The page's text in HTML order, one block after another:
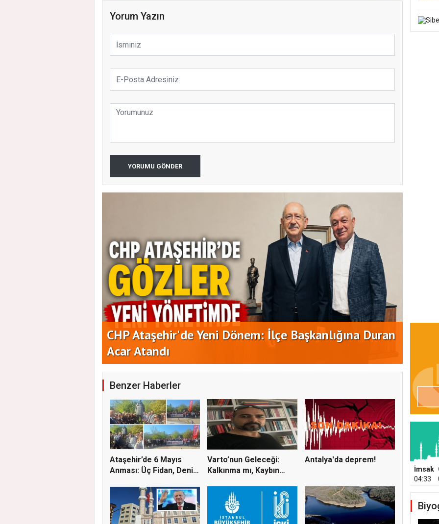
Yorum Yazın
YORUMU GÖNDER
Yeni Parti Ataşehir'de Kurucu Kadro Belli Oldu
Benzer Haberler
Ataşehir’de 6 Mayıs
Anması: Üç Fidan, Deniz
Varto’nun Geleceği:
Kalkınma mı, Kaybın
Antalya'da deprem!
İmsak
04:33